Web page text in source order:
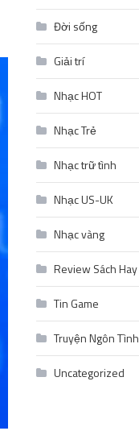
Đời sống
Giải trí
Nhạc HOT
Nhạc Trẻ
Nhạc trữ tình
Nhạc US-UK
Nhạc vàng
Review Sách Hay
Tin Game
Truyện Ngôn Tình
Uncategorized